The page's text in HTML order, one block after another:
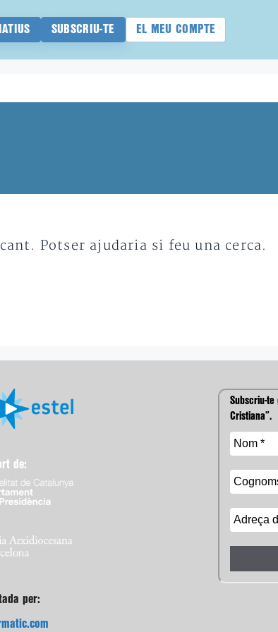
SUBSCRIU-TE EL MEU COMPTE
Potser ajudaria si feu una cerca.
de:
per:
Subscriu-te
Cristiana”.